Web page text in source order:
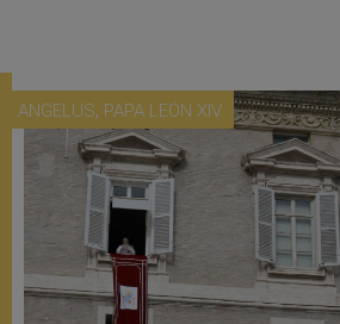
ANGELUS, PAPA LEÓN XIV